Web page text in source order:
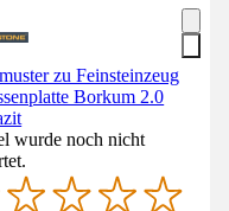
zu Feinsteinzeug
Borkum 2.0
wurde noch nicht